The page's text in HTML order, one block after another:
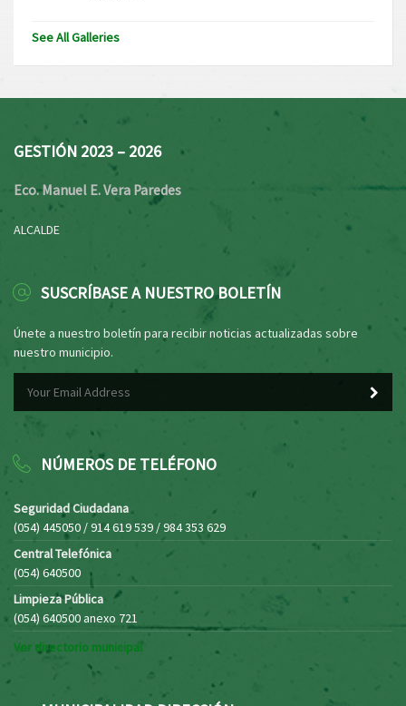
See All Galleries
GESTIÓN 2023 – 2026
Eco. Manuel E. Vera Paredes
ALCALDE
SUSCRÍBASE A NUESTRO BOLETÍN
Únete a nuestro boletín para recibir noticias actualizadas sobre
nuestro municipio.
NÚMEROS DE TELÉFONO
Seguridad Ciudadana
(054) 445050 / 914 619 539 / 984 353 629
Central Telefónica
(054) 640500
Limpieza Pública
(054) 640500 anexo 721
Ver directorio municipal